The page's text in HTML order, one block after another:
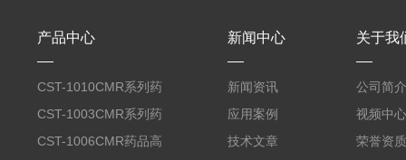
产品中心
CST-1010CMR系列药
品高温试验箱
CST-1003CMR系列药
品高温试验箱
CST-1006CMR药品高
新闻中心
新闻资讯
应用案例
技术文章
关于我
公司简介
视频中心
荣誉资质